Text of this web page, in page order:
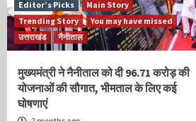
Editor’s Picks
Main Story
Trending Story
You may have missed
उत्तराखंड
नैनीताल
मुख्यमंत्री ने नैनीताल को दी 96.71 करोड़ की
योजनाओं की सौगात, भीमताल के लिए कई
घोषणाएं